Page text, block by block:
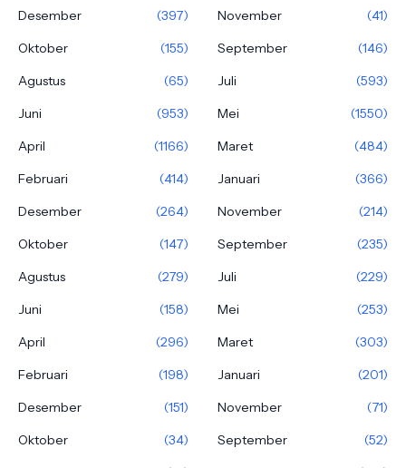
Desember
(397) November
(41)
Oktober
(155) September
(146)
Agustus
(65) Juli
(593)
Juni
(953) Mei
(1550)
April
(1166) Maret
(484)
Februari
(414) Januari
(366)
Desember
(264) November
(214)
Oktober
(147) September
(235)
Agustus
(279) Juli
(229)
Juni
(158) Mei
(253)
April
(296) Maret
(303)
Februari
(198) Januari
(201)
Desember
(151) November
(71)
Oktober
(34) September
(52)